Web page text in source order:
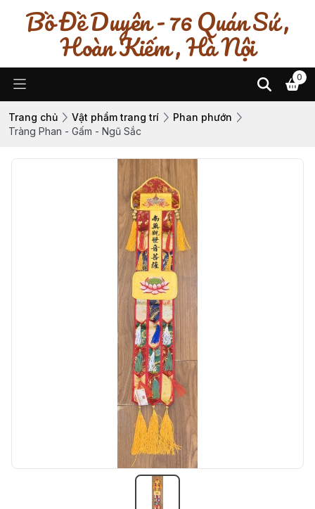
Bồ Đề Duyên - 76 Quán Sứ ,
Hoàn Kiếm , Hà Nội
0
Trang chủ Vật phẩm trang trí
Phan phướn
Tràng Phan - Gấm - Ngũ Sắc